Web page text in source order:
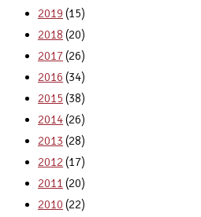
2019 (15)
2018 (20)
2017(26)
2016 (34)
2015 (38)
2014(26)
2013 (28)
2012 (17)
2011 (20)
2010 (22)